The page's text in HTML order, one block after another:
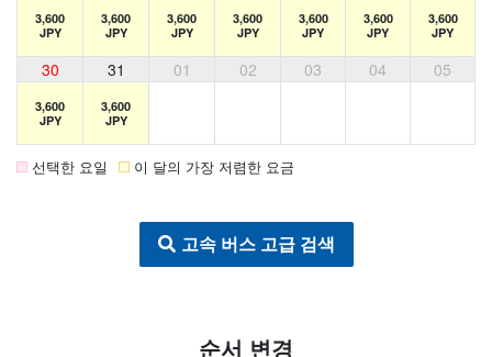
3,600
JPY
3,600
JPY
3,600
JPY
3,600
JPY
3,600
JPY
3,600
JPY
3,600
JPY
30 31 01 02 03 04 05
3,600
JPY
3,600
JPY
선택한 요일 이 달의 가장 저렴한 요금
고속 버스 고급 검색
순서 변경